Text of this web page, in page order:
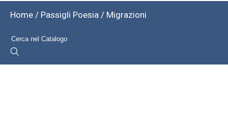
Home / Passigli Poesia / Migrazioni